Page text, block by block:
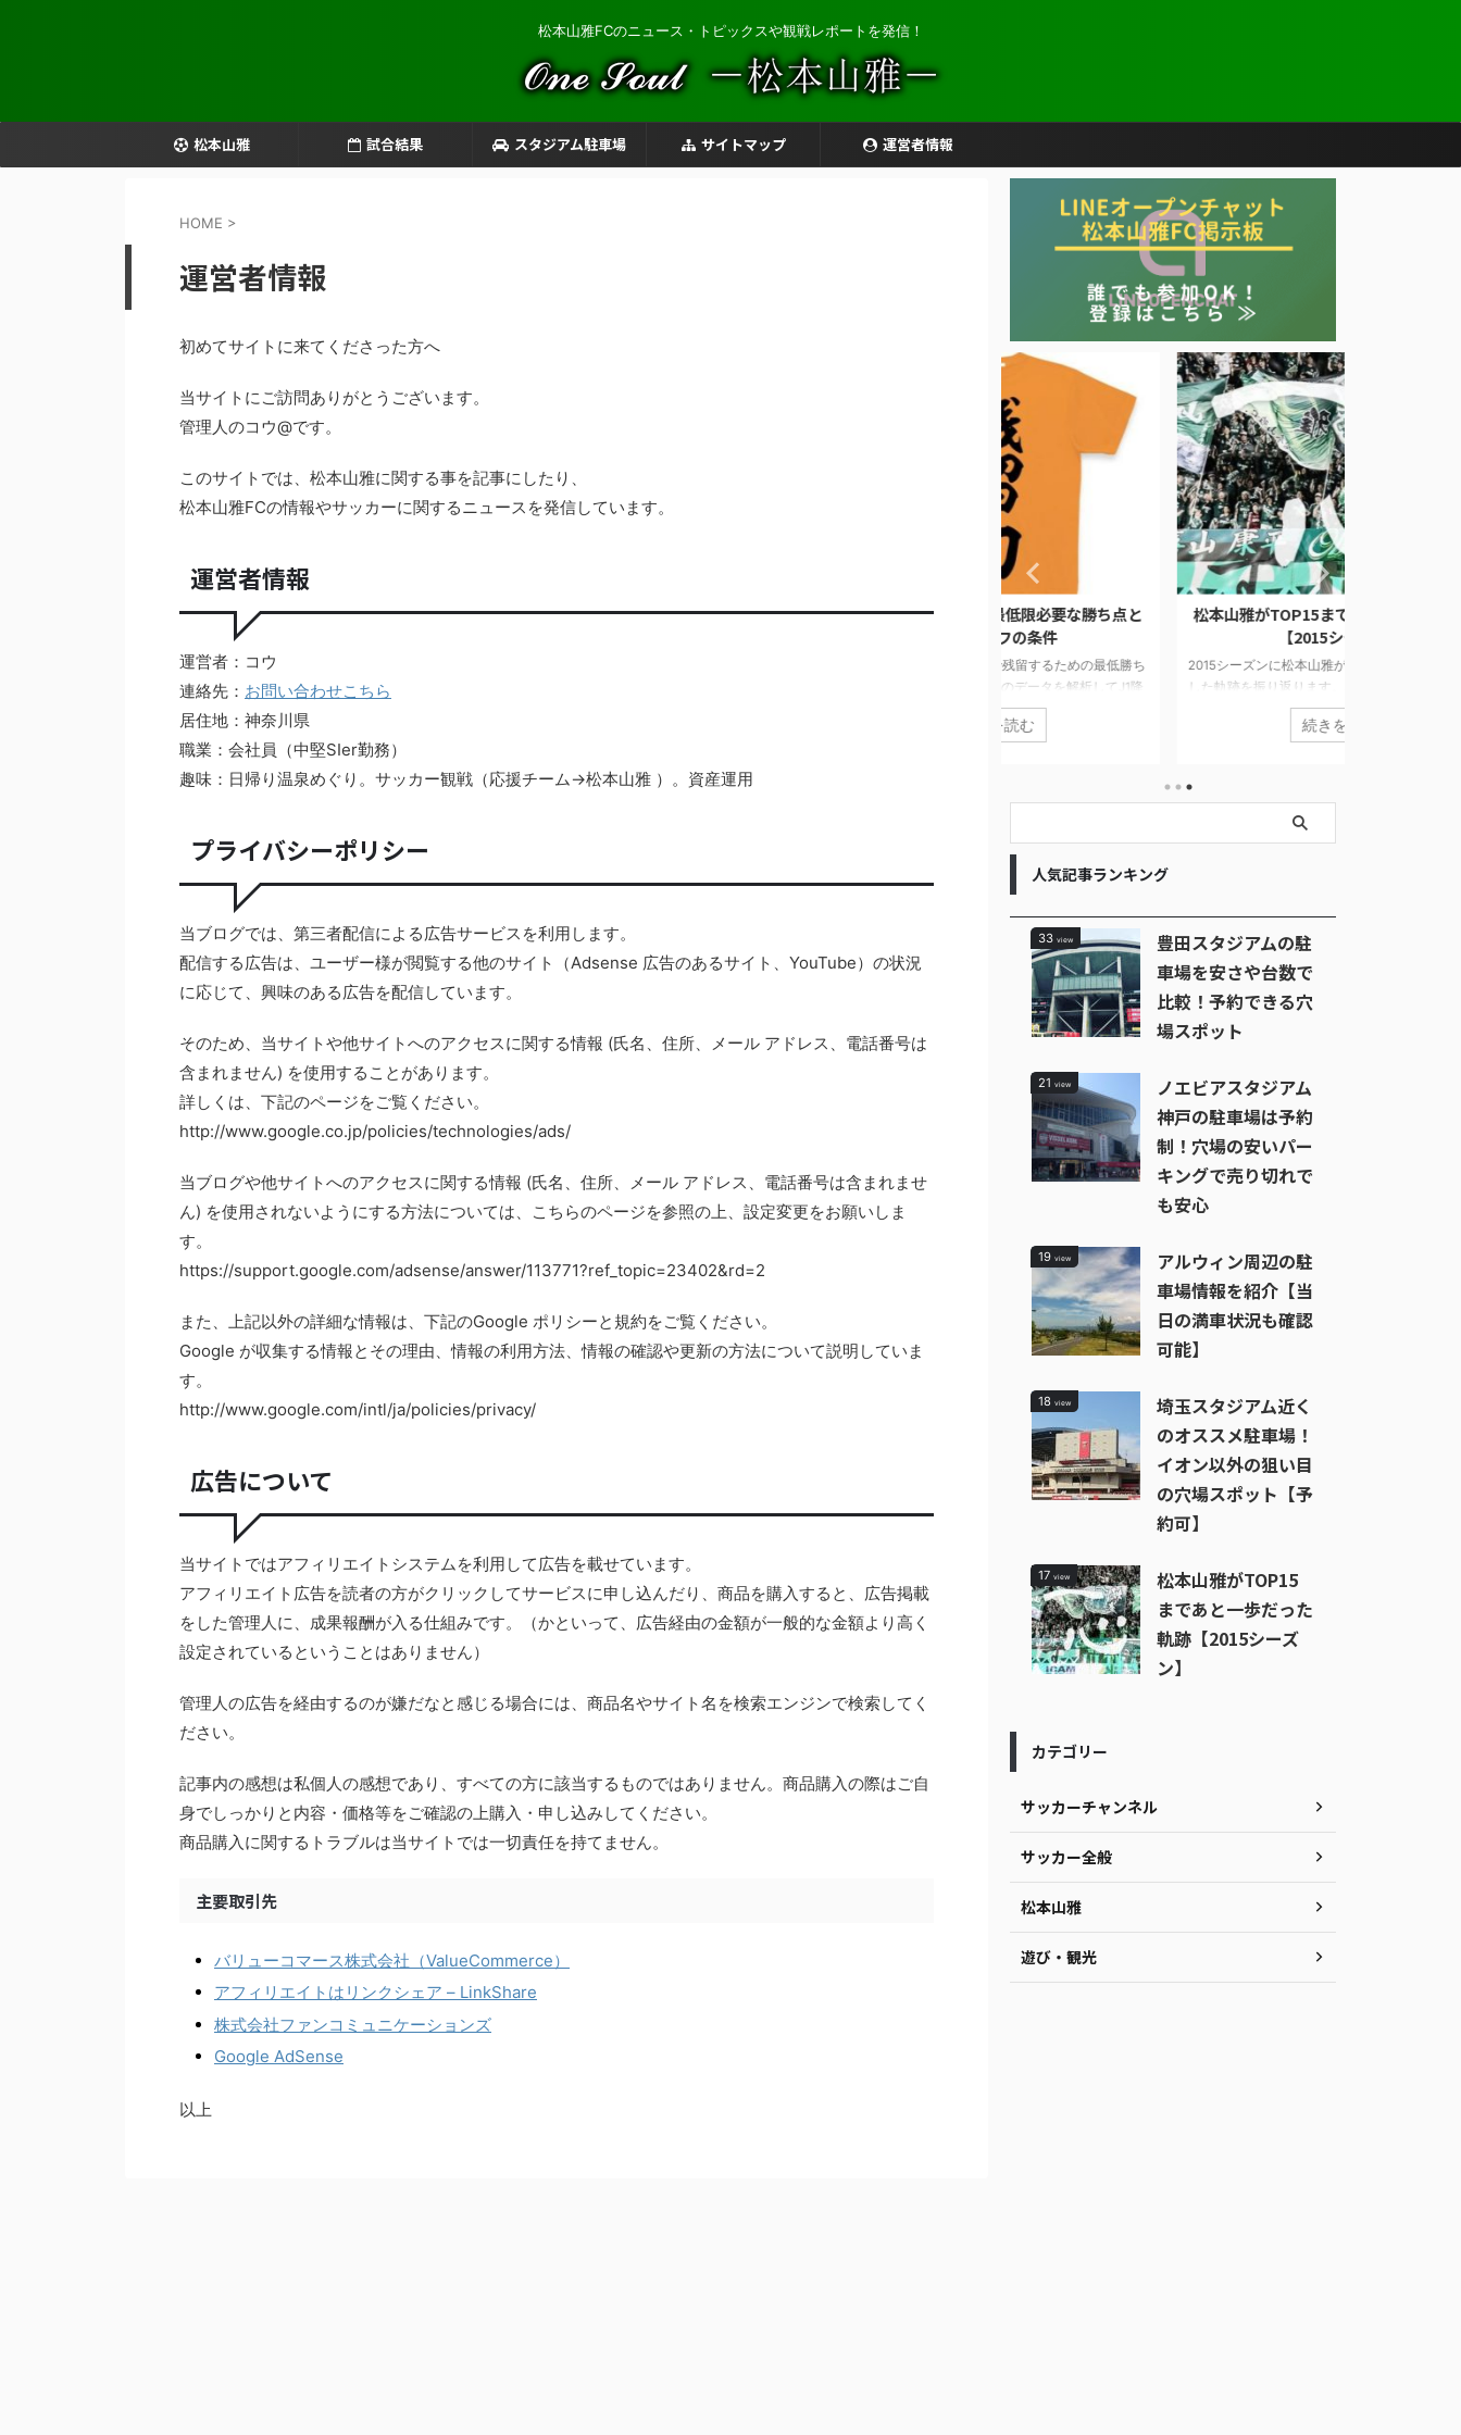
松本山雅FCのニュース・トピックスや観戦レポートを発信！
松本山雅 試合結果 スタジアム駐車場 サイトマップ 運営者情報
HOME >
運営者情報
初めてサイトに来てくださった方へ
当サイトにご訪問ありがとうございます。
管理人のコウ@です。
このサイトでは、松本山雅に関する事を記事にしたり、
松本山雅FCの情報やサッカーに関するニュースを発信しています。
運営者情報
運営者：コウ
連絡先： お問い合わせこちら
居住地：神奈川県
職業：会社員（中堅SIer勤務）
趣味：日帰り温泉めぐり。サッカー観戦（応援チーム→松本山雅 ）。資産運用
プライバシーポリシー
当ブログでは、第三者配信による広告サービスを利用します。
配信する広告は、ユーザー様が閲覧する他のサイト（Adsense 広告のあるサイト、YouTube）の状況
に応じて、興味のある広告を配信しています。
そのため、当サイトや他サイトへのアクセスに関する情報 (氏名、住所、メール アドレス、電話番号は
含まれません) を使用することがあります。
詳しくは、下記のページをご覧ください。
http://www.google.co.jp/policies/technologies/ads/
当ブログや他サイトへのアクセスに関する情報 (氏名、住所、メール アドレス、電話番号は含まれませ
ん) を使用されないようにする方法については、こちらのページを参照の上、設定変更をお願いしま
す。
https://support.google.com/adsense/answer/113771?ref_topic=23402&rd=2
また、上記以外の詳細な情報は、下記のGoogle ポリシーと規約をご覧ください。
Google が収集する情報とその理由、情報の利用方法、情報の確認や更新の方法について説明していま
す。
http://www.google.com/intl/ja/policies/privacy/
広告について
当サイトではアフィリエイトシステムを利用して広告を載せています。
アフィリエイト広告を読者の方がクリックしてサービスに申し込んだり、商品を購入すると、広告掲載
をした管理人に、成果報酬が入る仕組みです。（かといって、広告経由の金額が一般的な金額より高く
設定されているということはありません）
管理人の広告を経由するのが嫌だなと感じる場合には、商品名やサイト名を検索エンジンで検索してく
ださい。
記事内の感想は私個人の感想であり、すべての方に該当するものではありません。商品購入の際はご自
身でしっかりと内容・価格等をご確認の上購入・申し込みしてください。
商品購入に関するトラブルは当サイトでは一切責任を持てません。
主要取引先
バリューコマース株式会社（ValueCommerce）
アフィリエイトはリンクシェア – LinkShare
株式会社ファンコミュニケーションズ
Google AdSense
以上
本山雅がTOP15まであと一歩だった軌跡
シーズンに松本山雅がJ1のTOP15にチャレンジ
た軌跡を振り返ります。J1に残ることを目指し戦
います。最終順位は16位でしたが最後まで健闘し
続きを読む
【Jリーグ順位予想2019】サッカー解説者&
2019シーズンのJ1リーグの順位予想を発表します！
らかになりました。Jリーグの優勝予想は川崎・鹿
島が筆頭です。降格候補は磐田、松本、仙台、鳥栖
このチームになるのか、見どころ満載です。
J1の降格ラインは？最低限必要な勝ち点と
しみです。
松本山雅がTOP15まであと一歩だった軌跡
2015シーズンに松本山雅がJ1のTOP15にチャレンジ
した軌跡を振り返ります。J1に残ることを目指し戦
った4試合を当時の他チームの状況や気持ちを書い
ています。最終順位は16位でしたが最後まで健闘し
人気記事ランキング
33 view
豊田スタジアムの駐
車場を安さや台数で
比較！予約できる穴
場スポット
21 view
ノエビアスタジアム
神戸の駐車場は予約
制！穴場の安いパー
キングで売り切れで
も安心
19 view
アルウィン周辺の駐
車場情報を紹介【当
日の満車状況も確認
可能】
18 view
埼玉スタジアム近く
のオススメ駐車場！
イオン以外の狙い目
の穴場スポット【予
約可】
17 view
松本山雅がTOP15
まであと一歩だった
軌跡【2015シーズ
ン】
カテゴリー
サッカーチャンネル
サッカー全般
松本山雅
遊び・観光